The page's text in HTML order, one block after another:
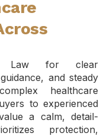
Law for clear
and steady
healthcare
to experienced
a calm, detail-
protection,